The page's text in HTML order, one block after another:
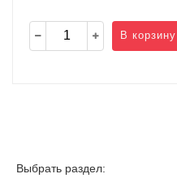
В корзину
Выбрать раздел: